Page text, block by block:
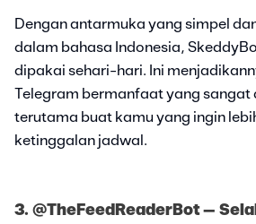
Dengan antarmuka yang simpel
dalam bahasa Indonesia,
dipakai sehari-hari. Ini
Telegram bermanfaat yang sangat
terutama buat kamu yang ingin
ketinggalan jadwal.
3. @TheFeedReaderBot –